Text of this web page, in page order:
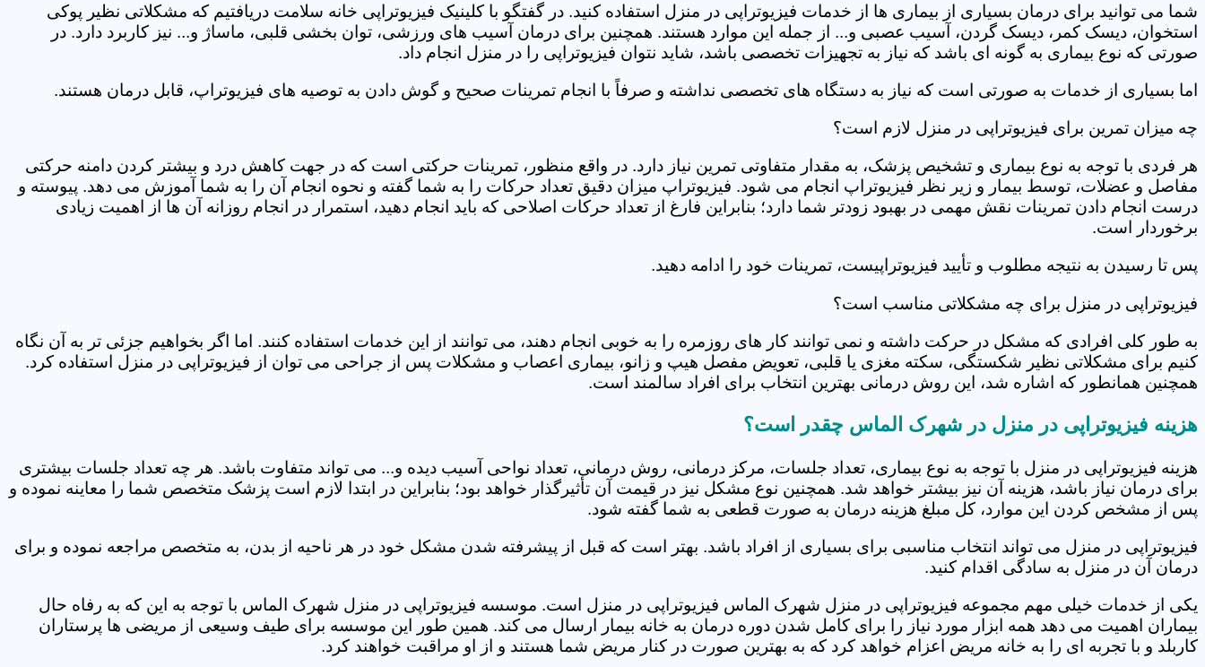
شما می توانید برای درمان بسیاری از بیماری ها از خدمات فیزیوتراپی در منزل استفاده کنید. در گفتگو با کلینیک فیزیوتراپی خانه سلامت دریافتیم که مشکلاتی نظیر پوکی
استخوان، دیسک کمر، دیسک گردن، آسیب عصبی و... از جمله این موارد هستند. همچنین برای درمان آسیب های ورزشی، توان بخشی قلبی، ماساژ و... نیز کاربرد دارد. در
صورتی که نوع بیماری به گونه ای باشد که نیاز به تجهیزات تخصصی باشد، شاید نتوان فیزیوتراپی را در منزل انجام داد.
اما بسیاری از خدمات به صورتی است که نیاز به دستگاه های تخصصی نداشته و صرفاً با انجام تمرینات صحیح و گوش دادن به توصیه های فیزیوتراپ، قابل درمان هستند.
چه میزان تمرین برای فیزیوتراپی در منزل لازم است؟
هر فردی با توجه به نوع بیماری و تشخیص پزشک، به مقدار متفاوتی تمرین نیاز دارد. در واقع منظور، تمرینات حرکتی است که در جهت کاهش درد و بیشتر کردن دامنه حرکتی
مفاصل و عضلات، توسط بیمار و زیر نظر فیزیوتراپ انجام می شود. فیزیوتراپ میزان دقیق تعداد حرکات را به شما گفته و نحوه انجام آن را به شما آموزش می دهد. پیوسته و
درست انجام دادن تمرینات نقش مهمی در بهبود زودتر شما دارد؛ بنابراین فارغ از تعداد حرکات اصلاحی که باید انجام دهید، استمرار در انجام روزانه آن ها از اهمیت زیادی
برخوردار است.
پس تا رسیدن به نتیجه مطلوب و تأیید فیزیوتراپیست، تمرینات خود را ادامه دهید.
فیزیوتراپی در منزل برای چه مشکلاتی مناسب است؟
به طور کلی افرادی که مشکل در حرکت داشته و نمی توانند کار های روزمره را به خوبی انجام دهند، می توانند از این خدمات استفاده کنند. اما اگر بخواهیم جزئی تر به آن نگاه
کنیم برای مشکلاتی نظیر شکستگی، سکته مغزی یا قلبی، تعویض مفصل هیپ و زانو، بیماری اعصاب و مشکلات پس از جراحی می توان از فیزیوتراپی در منزل استفاده کرد.
همچنین همانطور که اشاره شد، این روش درمانی بهترین انتخاب برای افراد سالمند است.
هزینه فیزیوتراپی در منزل در شهرک الماس چقدر است؟
هزینه فیزیوتراپی در منزل با توجه به نوع بیماری، تعداد جلسات، مرکز درمانی، روش درمانی، تعداد نواحی آسیب دیده و... می تواند متفاوت باشد. هر چه تعداد جلسات بیشتری
برای درمان نیاز باشد، هزینه آن نیز بیشتر خواهد شد. همچنین نوع مشکل نیز در قیمت آن تأثیرگذار خواهد بود؛ بنابراین در ابتدا لازم است پزشک متخصص شما را معاینه نموده و
پس از مشخص کردن این موارد، کل مبلغ هزینه درمان به صورت قطعی به شما گفته شود.
فیزیوتراپی در منزل می تواند انتخاب مناسبی برای بسیاری از افراد باشد. بهتر است که قبل از پیشرفته شدن مشکل خود در هر ناحیه از بدن، به متخصص مراجعه نموده و برای
درمان آن در منزل به سادگی اقدام کنید.
یکی از خدمات خیلی مهم مجموعه فیزیوتراپی در منزل شهرک الماس فیزیوتراپی در منزل است. موسسه فیزیوتراپی در منزل شهرک الماس با توجه به این که به رفاه حال
بیماران اهمیت می دهد همه ابزار مورد نیاز را برای کامل شدن دوره درمان به خانه بیمار ارسال می کند. همین طور این موسسه برای طیف وسیعی از مریضی ها پرستاران
کاربلد و با تجربه ای را به خانه مریض اعزام خواهد کرد که به بهترین صورت در کنار مریض شما هستند و از او مراقبت خواهند کرد.